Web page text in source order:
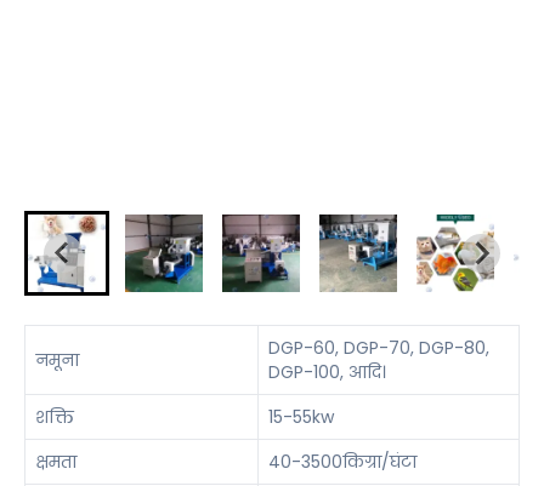
नमूना
DGP-60, DGP-70, DGP-80,
DGP-100, आदि।
शक्ति
15-55kw
क्षमता
40-3500किग्रा/घंटा